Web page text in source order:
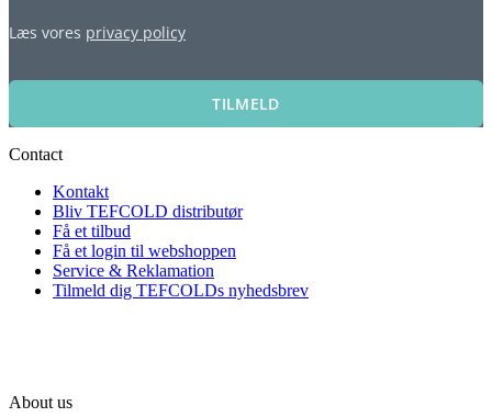
Læs vores privacy policy
TILMELD
Contact
Kontakt
Bliv TEFCOLD distributør
Få et tilbud
Få et login til webshoppen
Service & Reklamation
Tilmeld dig TEFCOLDs nyhedsbrev
About us